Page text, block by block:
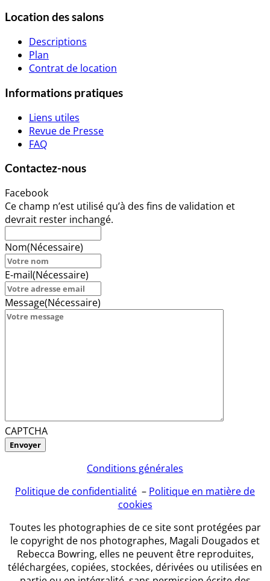
Location des salons
Descriptions
Plan
Contrat de location
Informations pratiques
Liens utiles
Revue de Presse
FAQ
Contactez-nous
Facebook
Ce champ n’est utilisé qu’à des fins de validation et
devrait rester inchangé.
Nom(Nécessaire)
E-mail(Nécessaire)
Message(Nécessaire)
CAPTCHA
Conditions générales
Politique de confidentialité – Politique en matière de
cookies
Toutes les photographies de ce site sont protégées par
le copyright de nos photographes, Magali Dougados et
Rebecca Bowring, elles ne peuvent être reproduites,
téléchargées, copiées, stockées, dérivées ou utilisées en